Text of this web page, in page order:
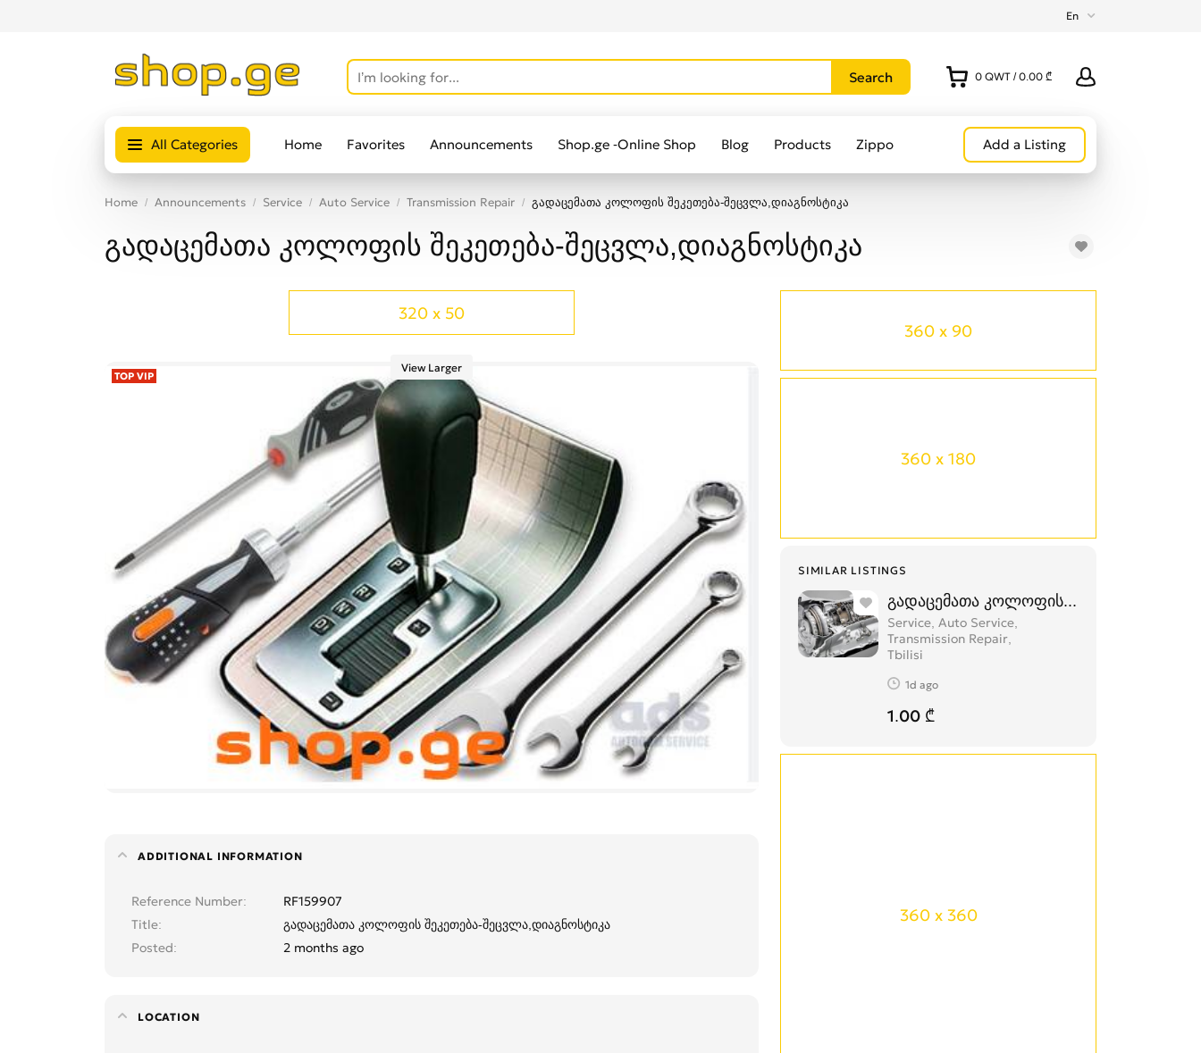
En
0 QWT / 0.00 ₾
All Categories Home Favorites Announcements Shop.ge -Online Shop Blog Products Zippo Add a Listing
Home Announcements Service Auto Service Transmission Repair გადაცემათა კოლოფის შეკეთება-შეცვლა,დიაგნოსტიკა
გადაცემათა კოლოფის შეკეთება-შეცვლა,დიაგნოსტიკა
360 x 90
360 x 180
SIMILAR LISTINGS
გადაცემათა კოლოფის შეკეთება
Service, Auto Service,
Transmission Repair
Tbilisi
1d ago
1.00 ₾
360 x 360
320 x 50
TOP VIP
View Larger
ADDITIONAL INFORMATION
Reference Number
RF159907
Title
გადაცემათა კოლოფის შეკეთება-შეცვლა,დიაგნოსტიკა
Posted
2 months ago
LOCATION